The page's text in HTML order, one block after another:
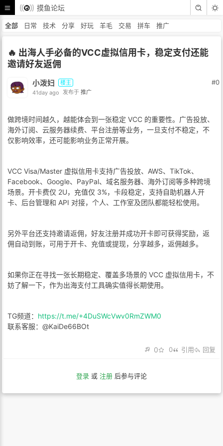
摸鱼论坛
全部 日常 技术 分享 好玩 羊毛 交易 拼车 推广
🔥 出海人手必备的VCC虚拟信用卡，稳定支付还能
邀请好友返佣
小泼妇
楼主
41day ago 发布于 推广
#0
做跨境时间越久，越能体会到一张稳定 VCC 的重要性。广告投放、
海外订阅、云服务器续费、平台注册等业务，一旦支付不稳定，不
仅影响效率，还可能影响业务正常开展。
VCC Visa/Master 虚拟信用卡支持广告投放、AWS、TikTok、
Facebook、Google、PayPal、域名服务器、海外订阅等多种跨境
场景。开卡费仅 2U，充值仅 3%，卡段稳定，支持自助机器人开
卡、后台管理和 API 对接，个人、工作室及团队都能轻松使用。
另外平台还支持邀请返佣，好友注册并成功开卡即可获得奖励，返
佣自动到账，可用于开卡、充值或提现，分享越多，返佣越多。
如果你正在寻找一张长期稳定、覆盖多场景的 VCC 虚拟信用卡，不
妨了解一下，作为出海支付工具确实值得长期使用。
TG频道： https://t.me/+4DuSWcVwv0RmZWM0
联系客服：@KaiDe66BOt
0 0 引用 回复
登录 或 注册 后参与评论